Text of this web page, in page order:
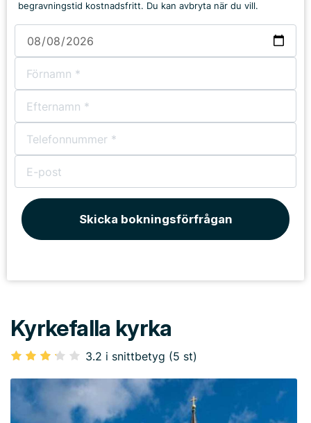
begravningstid kostnadsfritt. Du kan avbryta när du vill.
Skicka bokningsförfrågan
Kyrkefalla kyrka
3.2 i snittbetyg (5 st)